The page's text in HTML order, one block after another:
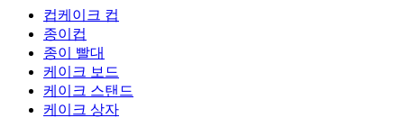
컵케이크 컵
종이컵
종이 빨대
케이크 보드
케이크 스탠드
케이크 상자